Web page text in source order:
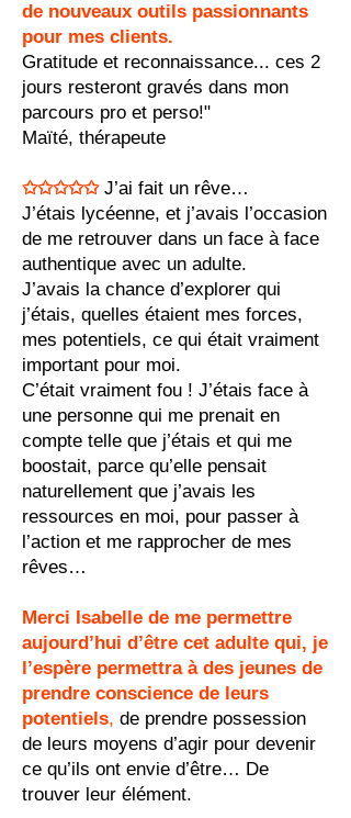
de nouveaux outils passionnants
pour mes clients.
Gratitude et reconnaissance... ces 2
jours resteront gravés dans mon
parcours pro et perso!"
Maïté, thérapeute
✩✩✩✩✩J’ai fait un rêve…
J’étais lycéenne, et j’avais l’occasion
de me retrouver dans un face à face
authentique avec un adulte.
J’avais la chance d’explorer qui
j’étais, quelles étaient mes forces,
mes potentiels, ce qui était vraiment
important pour moi.
C’était vraiment fou ! J’étais face à
une personne qui me prenait en
compte telle que j’étais et qui me
boostait, parce qu’elle pensait
naturellement que j’avais les
ressources en moi, pour passer à
l’action et me rapprocher de mes
rêves…
Merci Isabelle de me permettre
aujourd’hui d’être cet adulte qui, je
l’espère permettra à des jeunes de
prendre conscience de leurs
potentiels, de prendre possession
de leurs moyens d’agir pour devenir
ce qu’ils ont envie d’être… De
trouver leur élément.